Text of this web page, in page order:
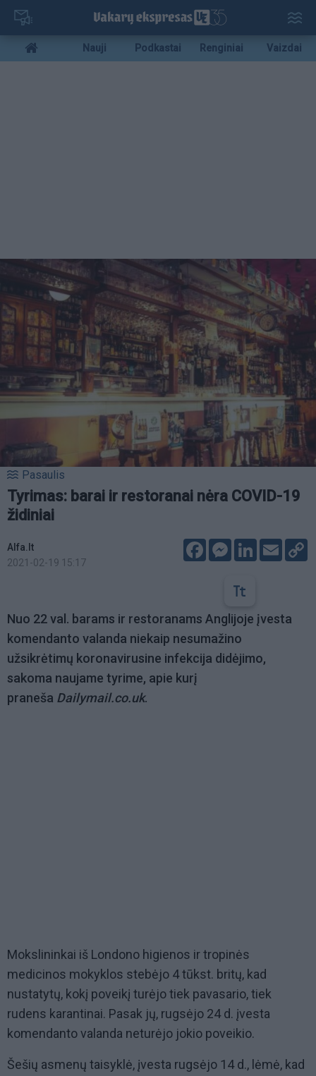
Pereiti
pagrindinį
turinį
Mobile
menu
Nauji Podkastai Renginiai Vaizdai
Pasaulis
Tyrimas: barai ir restoranai nėra COVID-19
židiniai
Alfa.lt
2021-02-19 15:17
FacebookMessenger
LinkedIn
Email
Nuo 22 val. barams ir restoranams Anglijoje įvesta
komendanto valanda niekaip nesumažino
užsikrėtimų koronavirusine infekcija didėjimo,
sakoma naujame tyrime, apie kurį
praneša Dailymail.co.uk.
Mokslininkai iš Londono higienos ir tropinės
medicinos mokyklos stebėjo 4 tūkst. britų, kad
nustatytų, kokį poveikį turėjo tiek pavasario, tiek
rudens karantinai. Pasak jų, rugsėjo 24 d. įvesta
komendanto valanda neturėjo jokio poveikio.
Šešių asmenų taisyklė, įvesta rugsėjo 14 d., lėmė, kad